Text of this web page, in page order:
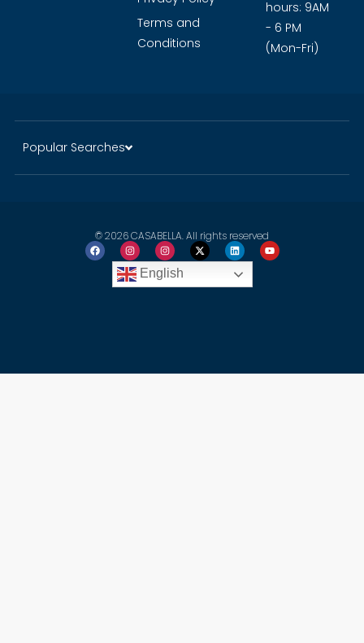
Terms and
Conditions
hours: 9AM
- 6 PM
(Mon-Fri)
Popular Searches
© 2026 CASABELLA. All rights reserved
English